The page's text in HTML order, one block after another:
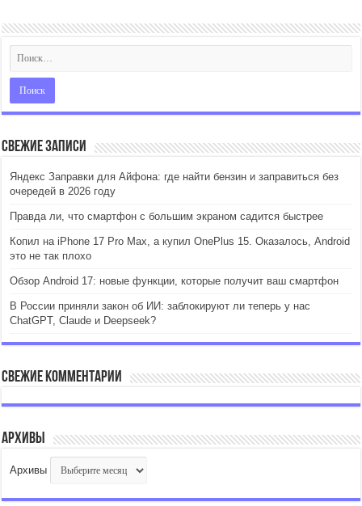
Свежие записи
Яндекс Заправки для Айфона: где найти бензин и заправиться без
очередей в 2026 году
Правда ли, что смартфон с большим экраном садится быстрее
Копил на iPhone 17 Pro Max, а купил OnePlus 15. Оказалось, Android
это не так плохо
Обзор Android 17: новые функции, которые получит ваш смартфон
В России приняли закон об ИИ: заблокируют ли теперь у нас
ChatGPT, Claude и Deepseek?
Свежие комментарии
Архивы
Архивы